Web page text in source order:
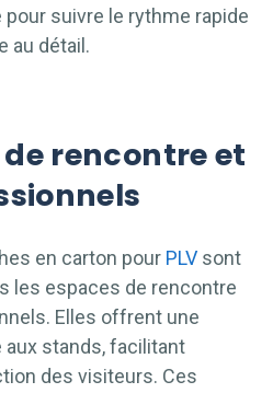
suivre le rythme rapide
au détail.
rencontre et
en carton pour PLV sont
les espaces de rencontre
Elles offrent une
stands, facilitant
des visiteurs. Ces